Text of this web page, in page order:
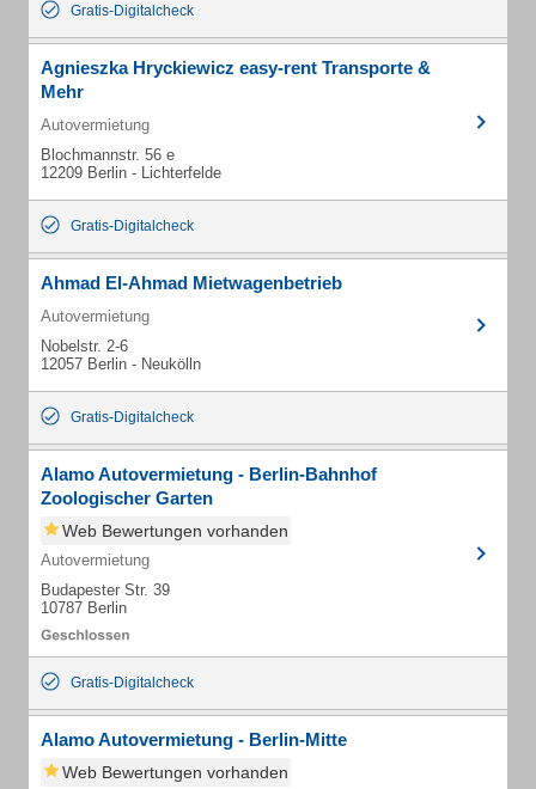
Gratis-Digitalcheck
Agnieszka Hryckiewicz easy-rent Transporte &
Mehr
Autovermietung
Blochmannstr. 56 e
12209 Berlin - Lichterfelde
Gratis-Digitalcheck
Ahmad El-Ahmad Mietwagenbetrieb
Autovermietung
Nobelstr. 2-6
12057 Berlin - Neukölln
Gratis-Digitalcheck
Alamo Autovermietung - Berlin-Bahnhof
Zoologischer Garten
Web Bewertungen vorhanden
Autovermietung
Budapester Str. 39
10787 Berlin
Gratis-Digitalcheck
Alamo Autovermietung - Berlin-Mitte
Web Bewertungen vorhanden